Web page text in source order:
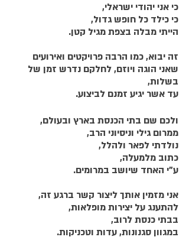
כי אני יהודי ישראלי,
כי כילד כל חופש גדול,
הייתי מבלה בצפת מגיל קטן.
זה יבוא, כמו הרבה פרויקטים ואירועים
שאני הוגה ויוזם, לחלקם נדרש זמן של
בשלות,
עד אשר יגיע זמנם לביצוע.
ולכם שם בתי הכנסת בארץ ובעולם,
ממרום גילי וניסיוני הרב,
נולדתי לפאר ולהלל,
כתוב מלמעלה,
ע"י האחד שיושב במרומים.
אני מזמין אותך ליצור קשר ברגע זה,
להתענג על יצירות מופלאות,
בבתי כנסת לרוב,
במגוון סגנונות, עדות וטכניקות.